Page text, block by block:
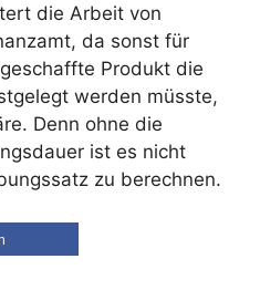
die Arbeit von
da sonst für
Produkt die
werden müsste,
Denn ohne die
ist es nicht
zu berechnen.